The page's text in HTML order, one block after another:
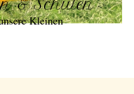
& Schulen
Kleinen